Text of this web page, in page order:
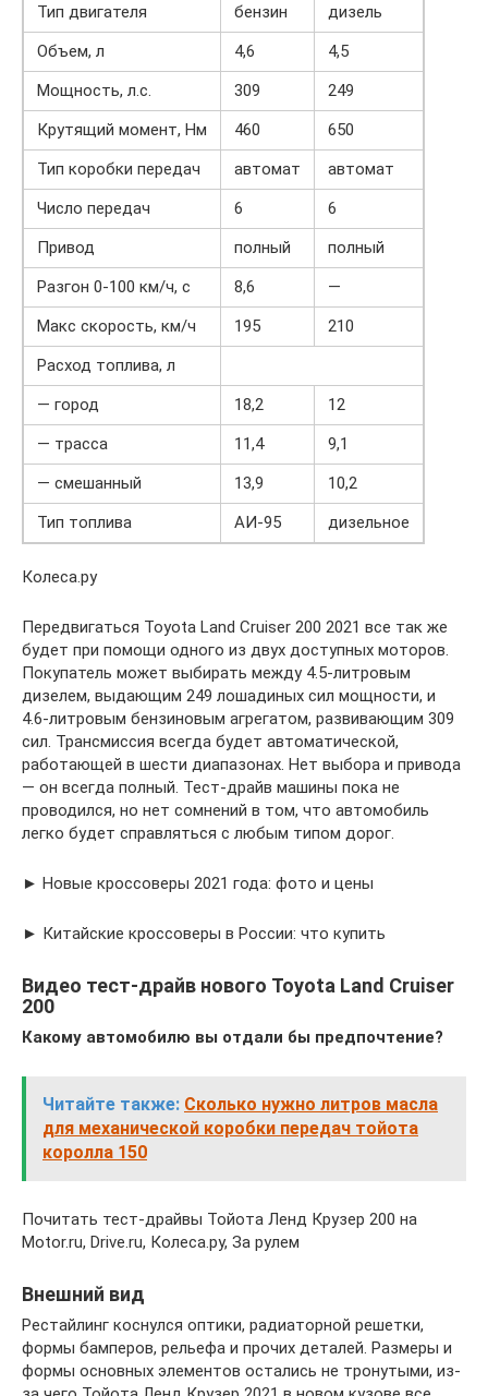
Тип двигателя бензин
дизель
Объем, л
4,6
4,5
Мощность, л.с.
309
249
Крутящий момент, Нм
460
650
Тип коробки передач
автомат
автомат
Число передач
6
6
Привод
полный
полный
Разгон 0-100 км/ч, с
8,6
—
Макс скорость, км/ч
195
210
Расход топлива, л
— город
18,2
12
— трасса
11,4
9,1
— смешанный
13,9
10,2
Тип топлива
АИ-95 дизельное
Колеса.ру
Передвигаться Toyota Land Cruiser 200 2021 все так же
будет при помощи одного из двух доступных моторов.
Покупатель может выбирать между 4.5-литровым
дизелем, выдающим 249 лошадиных сил мощности, и
4.6-литровым бензиновым агрегатом, развивающим 309
сил. Трансмиссия всегда будет автоматической,
работающей в шести диапазонах. Нет выбора и привода
— он всегда полный. Тест-драйв машины пока не
проводился, но нет сомнений в том, что автомобиль
легко будет справляться с любым типом дорог.
► Новые кроссоверы 2021 года: фото и цены
► Китайские кроссоверы в России: что купить
Видео тест-драйв нового Toyota Land Cruiser
200
Какому автомобилю вы отдали бы предпочтение?
Читайте также: Сколько нужно литров масла
для механической коробки передач тойота
королла 150
Почитать тест-драйвы Тойота Ленд Крузер 200 на
Мotor.ru, Drive.ru, Колеса.ру, За рулем
Внешний вид
Рестайлинг коснулся оптики, радиаторной решетки,
формы бамперов, рельефа и прочих деталей. Размеры и
формы основных элементов остались не тронутыми, из-